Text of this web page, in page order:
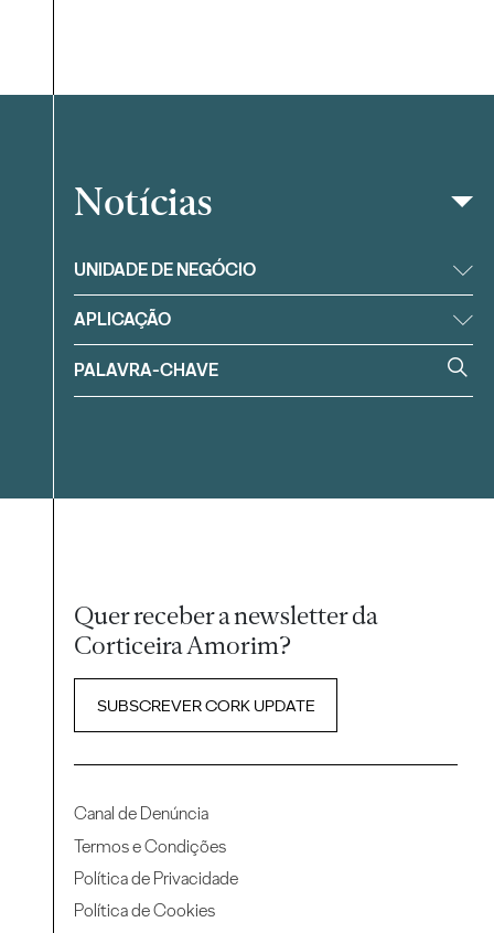
Filtrar
Notícias
UNIDADE DE NEGÓCIO
APLICAÇÃO
Quer receber a newsletter da
Corticeira Amorim?
SUBSCREVER CORK UPDATE
Canal de Denúncia
Termos e Condições
Política de Privacidade
Política de Cookies